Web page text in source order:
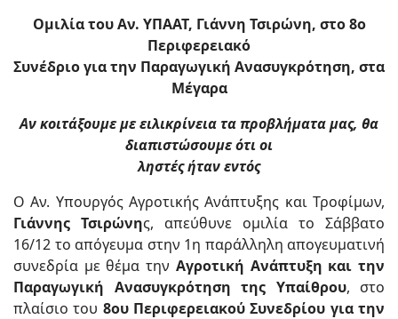
Ομιλία του Αν. ΥΠΑΑΤ, Γιάννη Τσιρώνη, στο 8ο
Περιφερειακό
Συνέδριο για την Παραγωγική Ανασυγκρότηση, στα
Μέγαρα
Αν κοιτάξουμε με ειλικρίνεια τα προβλήματα μας, θα
διαπιστώσουμε ότι οι
ληστές ήταν εντός
Ο Αν. Υπουργός Αγροτικής Ανάπτυξης και Τροφίμων,
Γιάννης Τσιρώνης, απεύθυνε ομιλία το Σάββατο
16/12 το απόγευμα στην 1η παράλληλη απογευματινή
συνεδρία με θέμα την Αγροτική Ανάπτυξη και την
Παραγωγική Ανασυγκρότηση της Υπαίθρου, στο
πλαίσιο του 8ου Περιφερειακού Συνεδρίου για την